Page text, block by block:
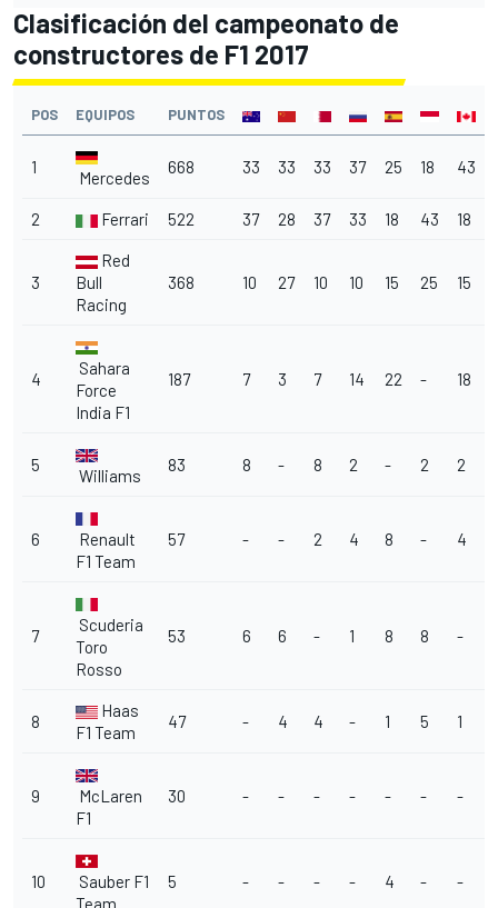
Clasificación del campeonato de
constructores de F1 2017
POS EQUIPOS PUNTOS
1
Mercedes
668 33 33 33 37 25 18 43
2 Ferrari 522 37 28 37 33 18 43 18
3
Red
Bull
Racing
368 10 27 10 10 15 25 15
4
Sahara
Force
India F1
187 7 3 7 14 22 - 18
5
Williams
83 8 - 8 2 - 2 2
6
Renault
F1 Team
57 - - 2 4 8 - 4
7
Scuderia
Toro
Rosso
53 6 6 - 1 8 8 -
8
Haas
F1 Team
47 - 4 4 - 1 5 1
9
McLaren
F1
30 - - - - - - -
10
Sauber F1
Team
5 - - - - 4 - -